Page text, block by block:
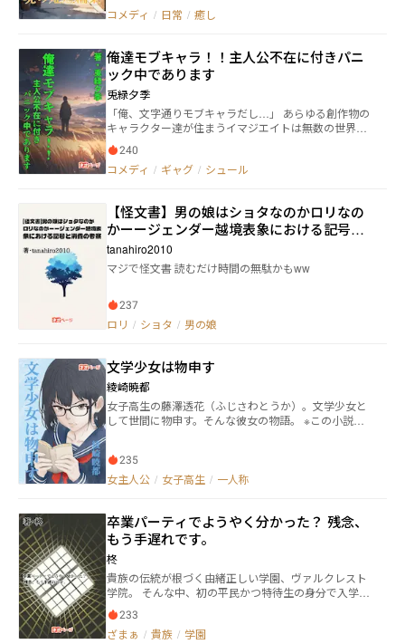
コメディ / 日常 / 癒し
俺達モブキャラ！！主人公不在に付きパニ
ック中であります
兎緑夕季
「俺、文字通りモブキャラだし…」 あらゆる創作物の
キャラクター達が住まうイマジエイトは無数の世界を
構成しながら成り立っている。 とある乙女ゲームのモ
ブ貴族こと貴族青年Dはヒロインの結婚式に出席する
がもはや日常である彼にとって珍しい光景ではなく、
スター、”ワームド”の出現によって文字通り主人公達
が消され物語を紡げなくなってしまう。取り残される
貴族青年Dにも魔の手が忍び寄る中、果たしてモブで
ある彼に未来はあるのか！ これは自らの運命をぼやき
つつ頑張る名もなきモブ達の物語である。
240
コメディ / ギャグ / シュール
【怪文書】男の娘はショタなのかロリなの
かーージェンダー越境表象における記号と
消費の考察
tanahiro2010
マジで怪文書 読むだけ時間の無駄かもww
237
ロリ / ショタ / 男の娘
文学少女は物申す
綾崎暁都
女子高生の藤澤透花（ふじさわとうか）。文学少女と
して世間に物申す。そんな彼女の物語。 ※この小説に
トにも投稿しています。
235
女主人公 / 女子高生 / 一人称
卒業パーティでようやく分かった？ 残念、
もう手遅れです。
柊
貴族の伝統が根づく由緒正しい学園、ヴァルクレスト
学院。 そんな中、初の平民かつ特待生の身分で入学し
たフィナは卒業パーティの片隅で静かにグラスを傾け
ていた。 すると隣国クロニア帝国の王太子ノアディ
ス・アウレストが会場へとやってきて……。
233
ざまぁ / 貴族 / 学園